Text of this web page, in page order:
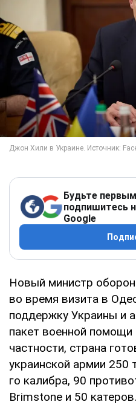
Будьте
подпишитесь
Google
Новый министр
во время визита в
поддержку Украины и
пакет военной
частности, страна
украинской армии 250
го калибра, 90
Brimstone и 50 катеров.